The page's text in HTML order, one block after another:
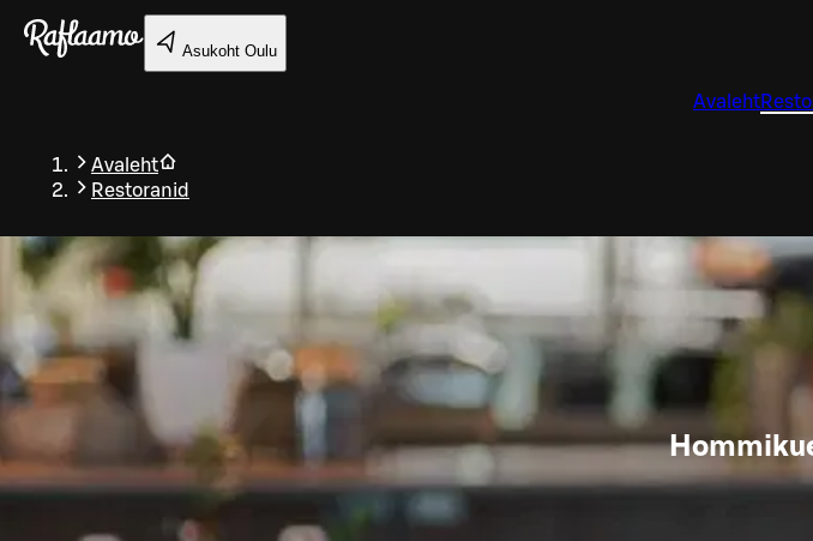
Liigu peamise sisu juurde
Asukoht Oulu
Avaleht
Avaleht
Restoranid